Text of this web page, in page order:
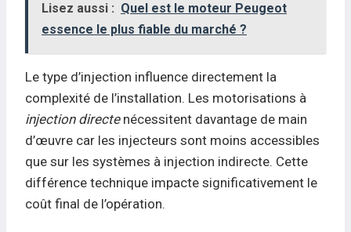
Lisez aussi : Quel est le moteur Peugeot
essence le plus fiable du marché ?
Le type d’injection influence directement la
complexité de l’installation. Les motorisations à
injection directenécessitent davantage de main
d’œuvre car les injecteurs sont moins accessibles
que sur les systèmes à injection indirecte. Cette
différence technique impacte significativement le
coût final de l’opération.